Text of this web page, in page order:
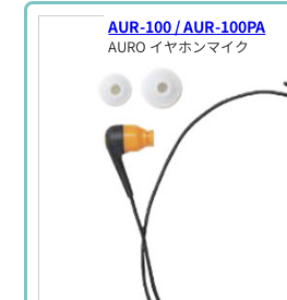
AUR-100 / AUR-100PA
AURO イヤホンマイク